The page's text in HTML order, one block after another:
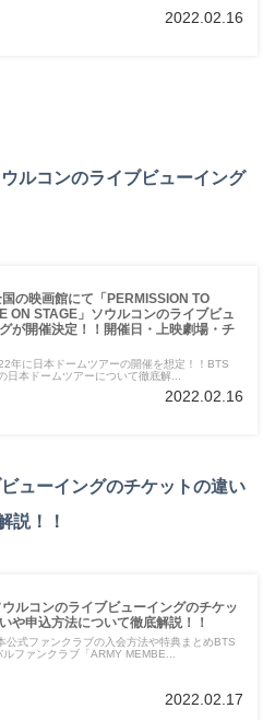
2022.02.16
ルコンのライブビューイング
の映画館にて「PERMISSION TO
ON STAGE」ソウルコンのライブビュ
が開催決定！！開催日・上映劇場・チ
年に日本ドームツアーの開催を想定！！BTS
日本ドームツアーについて徹底解...
2022.02.16
ューイングのチケットの違い
説！！
ルコンのライブビューイングのチケッ
や申込方法について徹底解説！！
公式ファンクラブの入会方法や特典まとめBTS
ルファンクラブ「ARMY MEMBE...
2022.02.17